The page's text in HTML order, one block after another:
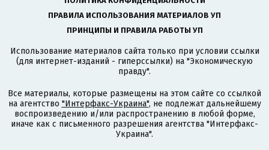
ПРАВИЛА ИСПОЛЬЗОВАНИЯ МАТЕРИАЛОВ УП
ПРИНЦИПЫ И ПРАВИЛА РАБОТЫ УП
Использование материалов сайта только при условии ссылки
(для интернет-изданий - гиперссылки) на "Экономическую
правду".
Все материалы, которые размещены на этом сайте со ссылкой
на агентство "Интерфакс-Украина", не подлежат дальнейшему
воспроизведению и/или распространению в любой форме,
иначе как с письменного разрешения агентства "Интерфакс-
Украина".